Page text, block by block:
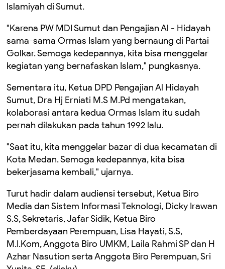
Islamiyah di Sumut.
"Karena PW MDI Sumut dan Pengajian Al - Hidayah
sama-sama Ormas Islam yang bernaung di Partai
Golkar. Semoga kedepannya, kita bisa menggelar
kegiatan yang bernafaskan Islam," pungkasnya.
Sementara itu, Ketua DPD Pengajian Al Hidayah
Sumut, Dra Hj Erniati M.S M.Pd mengatakan,
kolaborasi antara kedua Ormas Islam itu sudah
pernah dilakukan pada tahun 1992 lalu.
"Saat itu, kita menggelar bazar di dua kecamatan di
Kota Medan. Semoga kedepannya, kita bisa
bekerjasama kembali," ujarnya.
Turut hadir dalam audiensi tersebut, Ketua Biro
Media dan Sistem Informasi Teknologi, Dicky Irawan
S.S, Sekretaris, Jafar Sidik, Ketua Biro
Pemberdayaan Perempuan, Lisa Hayati, S.S,
M.I.Kom, Anggota Biro UMKM, Laila Rahmi SP dan H
Azhar Nasution serta Anggota Biro Perempuan, Sri